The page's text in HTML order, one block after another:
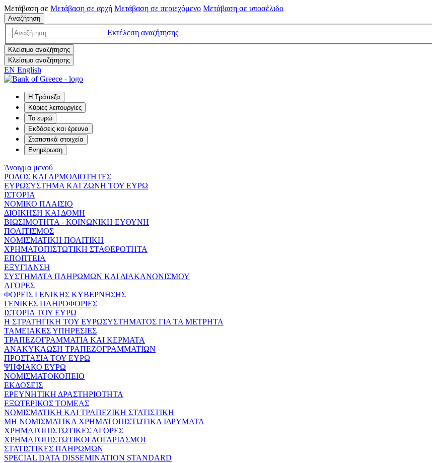
Μετάβαση σε Μετάβαση σε αρχή Μετάβαση σε περιεχόμενο Μετάβαση σε υποσέλιδο
Αναζήτηση
Εκτέλεση αναζήτησης
Κλείσιμο αναζήτησης
Κλείσιμο αναζήτησης
EN English
Η Τράπεζα
Κύριες λειτουργίες
Το ευρώ
Εκδόσεις και έρευνα
Στατιστικά στοιχεία
Ενημέρωση
Άνοιγμα μενού
ΡΟΛΟΣ ΚΑΙ ΑΡΜΟΔΙΟΤΗΤΕΣ
ΕΥΡΩΣΥΣΤΗΜΑ ΚΑΙ ΖΩΝΗ ΤΟΥ ΕΥΡΩ
ΙΣΤΟΡΙΑ
ΝΟΜΙΚΟ ΠΛΑΙΣΙΟ
ΔΙΟΙΚΗΣΗ ΚΑΙ ΔΟΜΗ
ΒΙΩΣΙΜΟΤΗΤΑ - ΚΟΙΝΩΝΙΚΗ ΕΥΘΥΝΗ
ΠΟΛΙΤΙΣΜΟΣ
ΝΟΜΙΣΜΑΤΙΚΗ ΠΟΛΙΤΙΚΗ
ΧΡΗΜΑΤΟΠΙΣΤΩΤΙΚΗ ΣΤΑΘΕΡΟΤΗΤΑ
ΕΠΟΠΤΕΙΑ
ΕΞΥΓΙΑΝΣΗ
ΣΥΣΤΗΜΑΤΑ ΠΛΗΡΩΜΩΝ ΚΑΙ ΔΙΑΚΑΝΟΝΙΣΜΟΥ
ΑΓΟΡΕΣ
ΦΟΡΕΙΣ ΓΕΝΙΚΗΣ ΚΥΒΕΡΝΗΣΗΣ
ΓΕΝΙΚΕΣ ΠΛΗΡΟΦΟΡΙΕΣ
ΙΣΤΟΡΙΑ ΤΟΥ ΕΥΡΩ
Η ΣΤΡΑΤΗΓΙΚΗ ΤΟΥ ΕΥΡΩΣΥΣΤΗΜΑΤΟΣ ΓΙΑ ΤΑ ΜΕΤΡΗΤΑ
ΤΑΜΕΙΑΚΕΣ ΥΠΗΡΕΣΙΕΣ
ΤΡΑΠΕΖΟΓΡΑΜΜΑΤΙΑ ΚΑΙ ΚΕΡΜΑΤΑ
ΑΝΑΚΥΚΛΩΣΗ ΤΡΑΠΕΖΟΓΡΑΜΜΑΤΙΩΝ
ΠΡΟΣΤΑΣΙΑ ΤΟΥ ΕΥΡΩ
ΨΗΦΙΑΚΟ ΕΥΡΩ
ΝΟΜΙΣΜΑΤΟΚΟΠΕΙΟ
ΕΚΔΟΣΕΙΣ
ΕΡΕΥΝΗΤΙΚΗ ΔΡΑΣΤΗΡΙΟΤΗΤΑ
ΕΞΩΤΕΡΙΚΟΣ ΤΟΜΕΑΣ
ΝΟΜΙΣΜΑΤΙΚΗ ΚΑΙ ΤΡΑΠΕΖΙΚΗ ΣΤΑΤΙΣΤΙΚΗ
ΜΗ ΝΟΜΙΣΜΑΤΙΚΑ ΧΡΗΜΑΤΟΠΙΣΤΩΤΙΚΑ ΙΔΡΥΜΑΤΑ
ΧΡΗΜΑΤΟΠΙΣΤΩΤΙΚΕΣ ΑΓΟΡΕΣ
ΧΡΗΜΑΤΟΠΙΣΤΩΤΙΚΟΙ ΛΟΓΑΡΙΑΣΜΟΙ
ΣΤΑΤΙΣΤΙΚΕΣ ΠΛΗΡΩΜΩΝ
SPECIAL DATA DISSEMINATION STANDARD